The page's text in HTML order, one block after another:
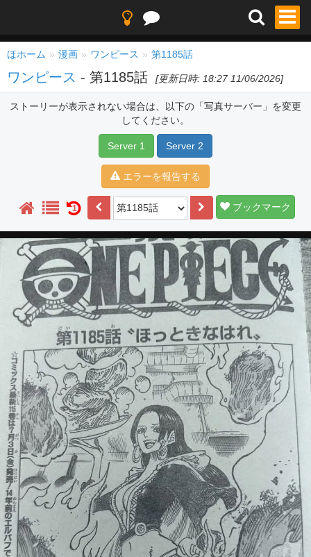
ほホーム 漫画 ワンピース 第1185話
ワンピース - 第1185話 [更新日時: 18:27 11/06/2026]
ストーリーが表示されない場合は、以下の「写真サーバー」を変更
してください。
Server 1 Server 2
エラーを報告する
1 ブックマーク